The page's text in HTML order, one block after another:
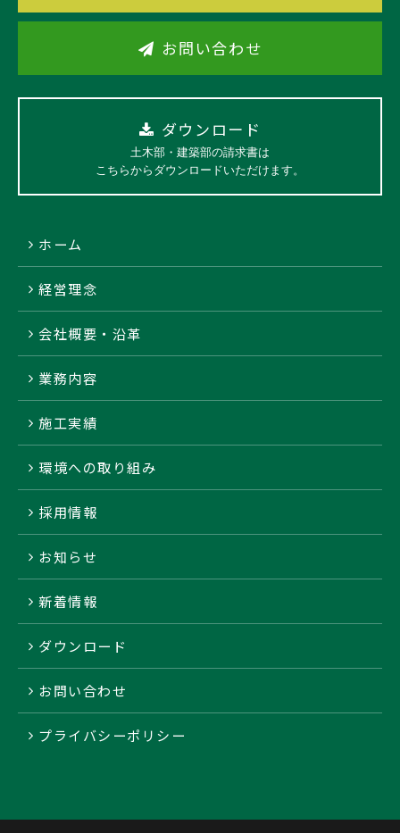
お問い合わせ
ダウンロード
土木部・建築部の請求書は
こちらからダウンロードいただけます。
ホーム
経営理念
会社概要・沿革
業務内容
施工実績
環境への取り組み
採用情報
お知らせ
新着情報
ダウンロード
お問い合わせ
プライバシーポリシー